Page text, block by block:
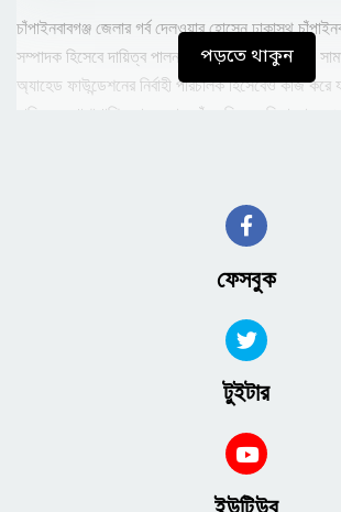
চাঁপাইনবাবগঞ্জ জেলার গর্ব দেলওয়ার হোসেন ঢাকাস্থ
সম্পাদক হিসেবে দায়িত্ব পালন করছেন। পাশাপাশি তিনি
অ্যাহেড ফাউন্ডেশনের নির্বাহী পরিচালক হিসেবেও কাজ
দায়িত্বের পাশাপাশি সমাজসেবায় তাঁর সক্রিয় ভূমিকা তাকে
পুরো দেশের গর্ব। আমরা দোয়া করি, আল্লাহ যেন তাকে সুস্থ
অর্পিত দায়িত্ব সঠিকভাবে পালনের তৌফিক দেন।
নতুন দায়িত্ব নিয়ে প্রতিক্রিয়ায় অ্যাডভোকেট দেলওয়ার
মন্ত্রণালয়ে প্যানেল আইনজীবী হিসেবে যোগদান করেছি।
দেশের সর্বস্তরের মানুষের দোয়া প্রত্যাশা করি, যেন সততা ও
নিশ্চিত হবে বলেই বিশ্বাস করছে তার শিবগঞ্জ উপজেলাবাসী ও
পড়তে থাকুন
ফেসবুক
টুইটার